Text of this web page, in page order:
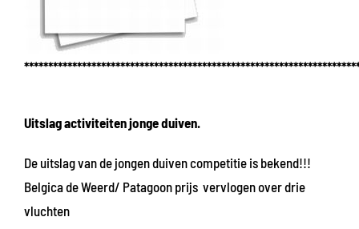
Uitslag activiteiten jonge duiven.
De uitslag van de jongen duiven competitie is bekend!!!
Belgica de Weerd/ Patagoon prijs vervlogen over drie
vluchten